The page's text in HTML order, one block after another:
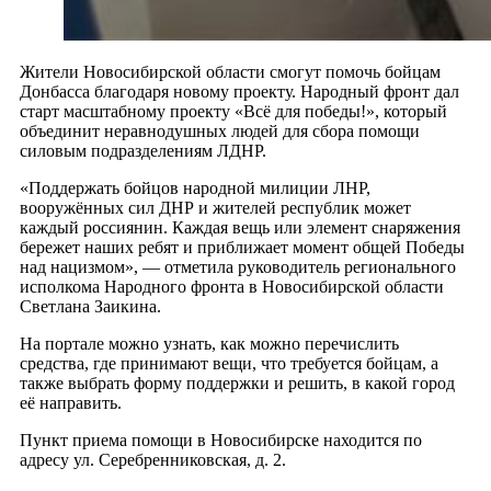
Жители Новосибирской области смогут помочь бойцам
Донбасса благодаря новому проекту. Народный фронт дал
старт масштабному проекту «Всё для победы!», который
объединит неравнодушных людей для сбора помощи
силовым подразделениям ЛДНР.
«Поддержать бойцов народной милиции ЛНР,
вооружённых сил ДНР и жителей республик может
каждый россиянин. Каждая вещь или элемент снаряжения
бережет наших ребят и приближает момент общей Победы
над нацизмом», — отметила руководитель регионального
исполкома Народного фронта в Новосибирской области
Светлана Заикина.
На портале можно узнать, как можно перечислить
средства, где принимают вещи, что требуется бойцам, а
также выбрать форму поддержки и решить, в какой город
её направить.
Пункт приема помощи в Новосибирске находится по
адресу ул. Серебренниковская, д. 2.